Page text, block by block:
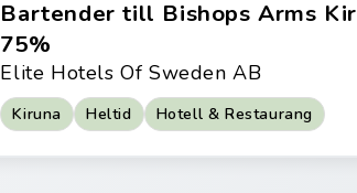
Bartender till Bishops Arms
75%
Elite Hotels Of Sweden AB
Kiruna Heltid Hotell & Restaurang